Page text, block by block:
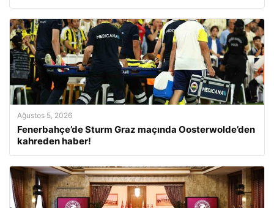
Ağustos 5, 2026
Fenerbahçe’de Sturm Graz maçında Oosterwolde’den
kahreden haber!